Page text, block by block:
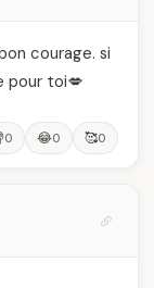
courage. si
pour toi💋
0 😂0 🥰0